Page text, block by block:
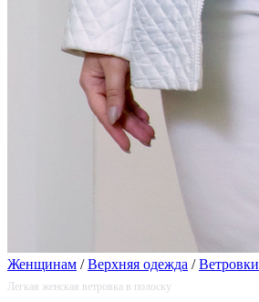
Женщинам / Верхняя одежда / Ветровки
Легкая женская ветровка в полоску